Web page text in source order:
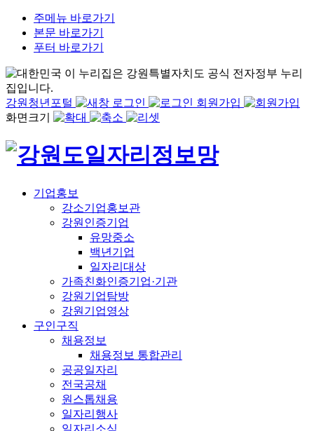
주메뉴 바로가기
본문 바로가기
푸터 바로가기
이 누리집은 강원특별자치도 공식 전자정부 누리
집입니다.
강원청년포털
로그인
회원가입
화면크기
기업홍보
강소기업홍보관
강원인증기업
유망중소
백년기업
일자리대상
가족친화인증기업·기관
강원기업탐방
강원기업영상
구인구직
채용정보
채용정보 통합관리
공공일자리
전국공채
원스톱채용
일자리행사
일자리소식